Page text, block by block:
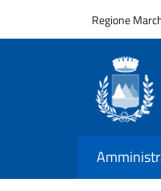
Regione